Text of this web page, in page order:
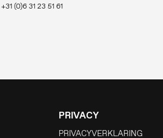
+31 (0)6 31 23 51 61
PRIVACY
PRIVACYVERKLARING